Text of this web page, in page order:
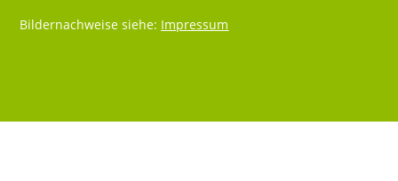
Bildernachweise siehe: Impressum